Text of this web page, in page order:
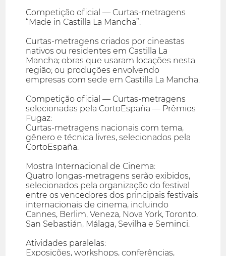
Competição oficial — Curtas-metragens
“Made in Castilla La Mancha”:
Curtas-metragens criados por cineastas
nativos ou residentes em Castilla La
Mancha; obras que usaram locações nesta
região; ou produções envolvendo
empresas com sede em Castilla La Mancha.
Competição oficial — Curtas-metragens
selecionadas pela CortoEspaña — Prêmios
Fugaz:
Curtas-metragens nacionais com tema,
gênero e técnica livres, selecionados pela
CortoEspaña.
Mostra Internacional de Cinema:
Quatro longas-metragens serão exibidos,
selecionados pela organização do festival
entre os vencedores dos principais festivais
internacionais de cinema, incluindo
Cannes, Berlim, Veneza, Nova York, Toronto,
San Sebastián, Málaga, Sevilha e Seminci.
Atividades paralelas:
Exposições, workshops, conferências,